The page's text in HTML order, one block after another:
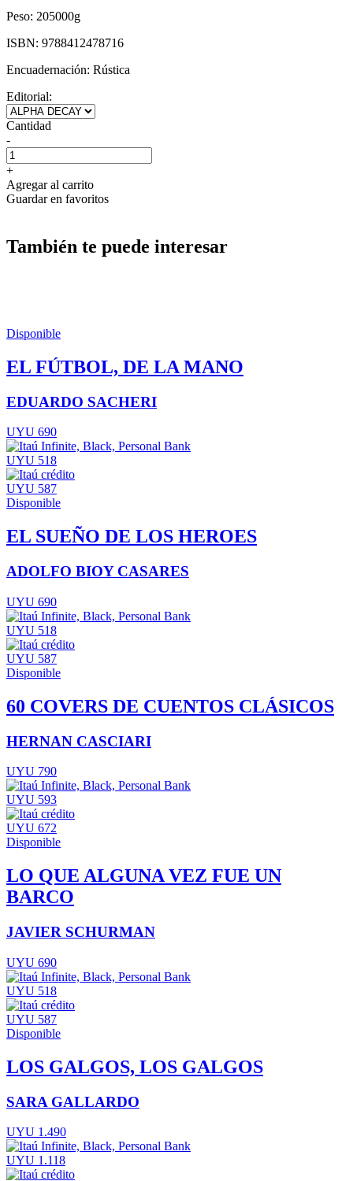
Peso: 205000g
ISBN: 9788412478716
Encuadernación: Rústica
Editorial:
Cantidad
-
+
Agregar al carrito
Guardar en favoritos
También te puede interesar
Disponible
EL FÚTBOL, DE LA MANO
EDUARDO SACHERI
UYU 690
UYU 518
UYU 587
Disponible
EL SUEÑO DE LOS HEROES
ADOLFO BIOY CASARES
UYU 690
UYU 518
UYU 587
Disponible
60 COVERS DE CUENTOS CLÁSICOS
HERNAN CASCIARI
UYU 790
UYU 593
UYU 672
Disponible
LO QUE ALGUNA VEZ FUE UN
BARCO
JAVIER SCHURMAN
UYU 690
UYU 518
UYU 587
Disponible
LOS GALGOS, LOS GALGOS
SARA GALLARDO
UYU 1.490
UYU 1.118